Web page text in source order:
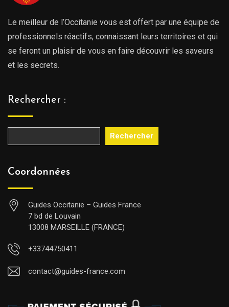
Le meilleur de l’Occitanie vous est offert par une équipe de
professionnels réactifs, connaissant leurs territoires et qui
se feront un plaisir de vous en faire découvrir les saveurs
et les secrets.
Rechercher :
Rechercher
Coordonnées
Guides Occitanie – Guides France
7 bd de Louvain
13008 MARSEILLE (FRANCE)
+33744750411
contact@guides-france.com